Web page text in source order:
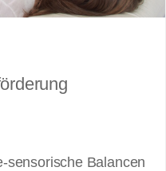
sensorische Balancen